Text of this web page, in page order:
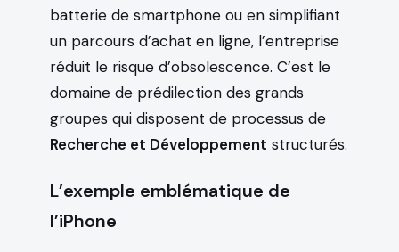
batterie de smartphone ou en simplifiant
un parcours d’achat en ligne, l’entreprise
réduit le risque d’obsolescence. C’est le
domaine de prédilection des grands
groupes qui disposent de processus de
Recherche et Développement structurés.
L’exemple emblématique de
l’iPhone